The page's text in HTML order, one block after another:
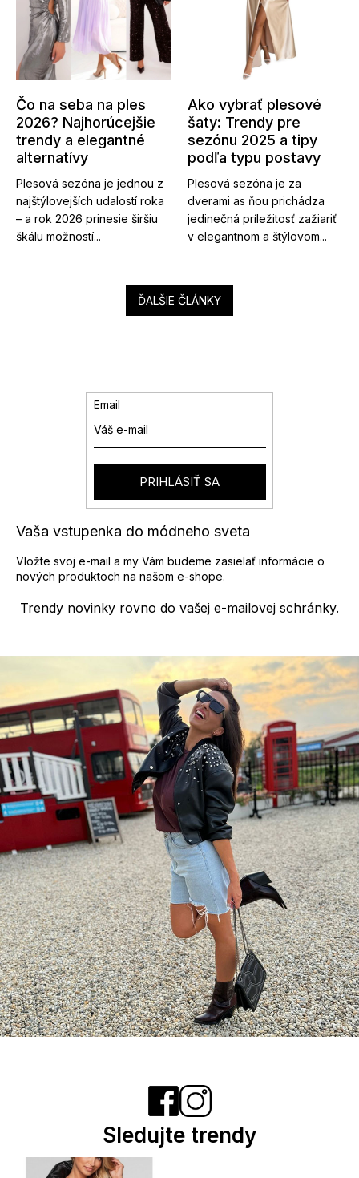
Čo na seba na ples
2026? Najhorúcejšie
trendy a elegantné
alternatívy
Plesová sezóna je jednou z
najštýlovejších udalostí roka
– a rok 2026 prinesie širšiu
škálu možností...
Ako vybrať plesové
šaty: Trendy pre
sezónu 2025 a tipy
podľa typu postavy
Plesová sezóna je za
dverami as ňou prichádza
jedinečná príležitosť zažiariť
v elegantnom a štýlovom...
ĎALŠIE ČLÁNKY
Trendy novinky rovno do vašej e-mailovej schránky.
Vaša vstupenka do módneho sveta
Vložte svoj e-mail a my Vám budeme zasielať informácie o
nových produktoch na našom e-shope.
Email
PRIHLÁSIŤ SA